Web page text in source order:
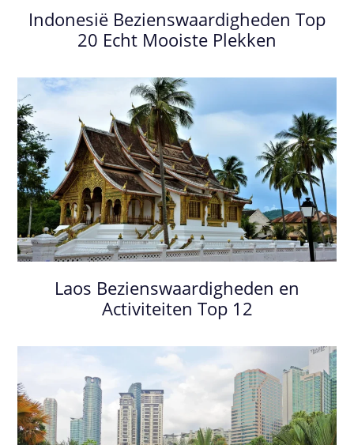
Indonesië Bezienswaardigheden Top
20 Echt Mooiste Plekken
Laos Bezienswaardigheden en
Activiteiten Top 12